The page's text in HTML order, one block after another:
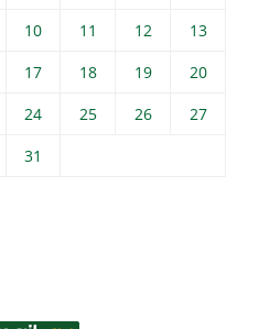
10 11 12
13
17 18 19
20
24 25 26
27
31